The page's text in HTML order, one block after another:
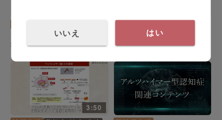
アルツハイマー型認知症の
非薬物療法・予防について
藥師寺 祐介 先生
アルツハイマー型認知症の
診断と治療
3:50
いいえ はい